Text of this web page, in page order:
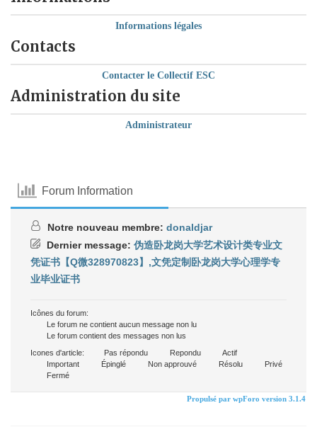
Informations légales
Contacts
Contacter le Collectif ESC
Administration du site
Administrateur
Forum Information
Notre nouveau membre: donaldjar
Dernier message: 伪造卧龙岗大学艺术设计类专业文
凭证书【Q微328970823】,文凭定制卧龙岗大学心理学专
业毕业证书
Icônes du forum:
Le forum ne contient aucun message non lu
Le forum contient des messages non lus
Icones d'article:
Pas répondu Repondu
Actif
Important
Épinglé Non approuvé Résolu
Privé
Fermé
Propulsé par wpForo version 3.1.4